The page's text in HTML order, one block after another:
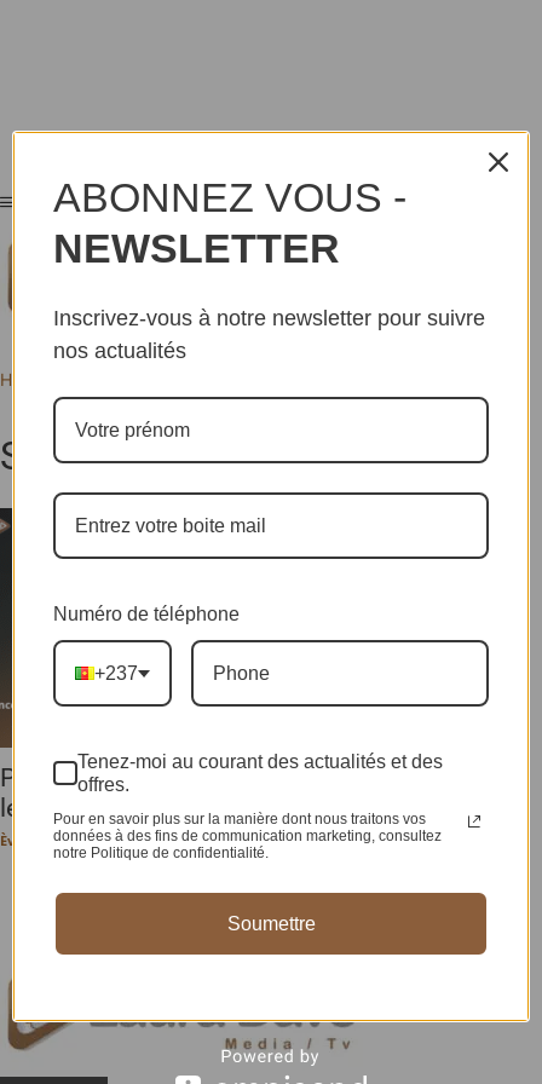
Home
Saraï d’Horlogne
PEOPLE : Enceinte, l’épouse de Didi B fait taire
les rumeurs...
Ève-Pérec N. BEHALAL - 26 août 2024
ABONNEZ VOUS -
NEWSLETTER
Inscrivez-vous à notre newsletter pour suivre
nos actualités
Numéro de téléphone
+237
Tenez-moi au courant des actualités et des
offres.
Pour en savoir plus sur la manière dont nous traitons vos
données à des fins de communication marketing, consultez
notre Politique de confidentialité.
Soumettre